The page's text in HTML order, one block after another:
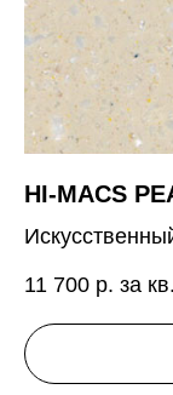
HI-MACS
11 700 р. за